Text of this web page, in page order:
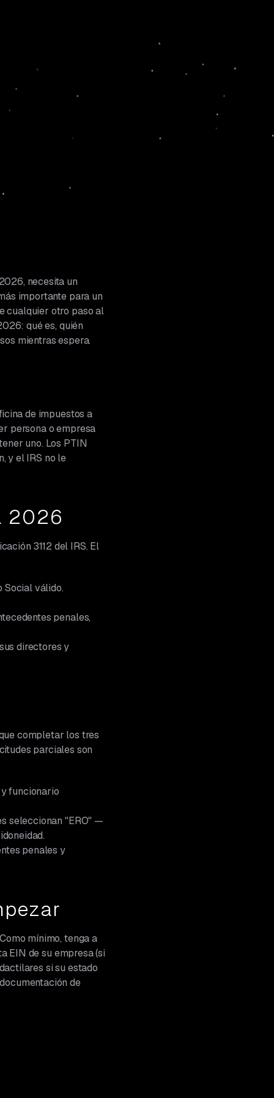
necesita un
importante para un
cualquier otro paso al
qué es, quién
mientras espera.
de impuestos a
persona o empresa
uno. Los PTIN
y el IRS no le
2026
3112 del IRS. El
Social válido.
penales,
directores y
completar los tres
parciales son
funcionario
seleccionan "ERO" —
penales y
mínimo, tenga a
EIN de su empresa (si
si su estado
de